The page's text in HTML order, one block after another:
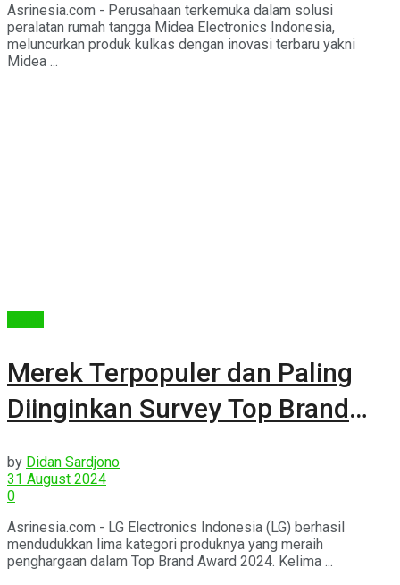
Asrinesia.com - Perusahaan terkemuka dalam solusi
peralatan rumah tangga Midea Electronics Indonesia,
meluncurkan produk kulkas dengan inovasi terbaru yakni
Midea ...
Merek Terpopuler dan Paling
Diinginkan Survey Top Brand
by Didan Sardjono
31 August 2024
0
Asrinesia.com - LG Electronics Indonesia (LG) berhasil
mendudukkan lima kategori produknya yang meraih
penghargaan dalam Top Brand Award 2024. Kelima ...